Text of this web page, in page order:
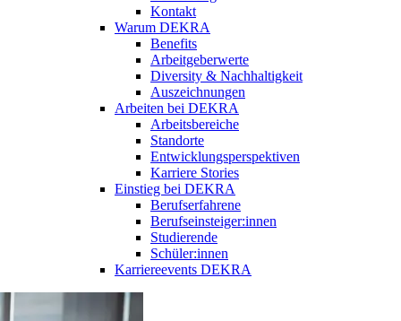
Kontakt
Warum DEKRA
Benefits
Arbeitgeberwerte
Diversity & Nachhaltigkeit
Auszeichnungen
Arbeiten bei DEKRA
Arbeitsbereiche
Standorte
Entwicklungsperspektiven
Karriere Stories
Einstieg bei DEKRA
Berufserfahrene
Berufseinsteiger:innen
Studierende
Schüler:innen
Karriereevents DEKRA